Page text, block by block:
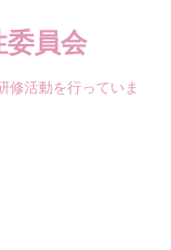
委員会
修活動を行っていま